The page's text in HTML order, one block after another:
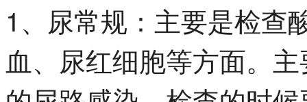
1、尿常规：主要是检查
血、尿红细胞等方面。